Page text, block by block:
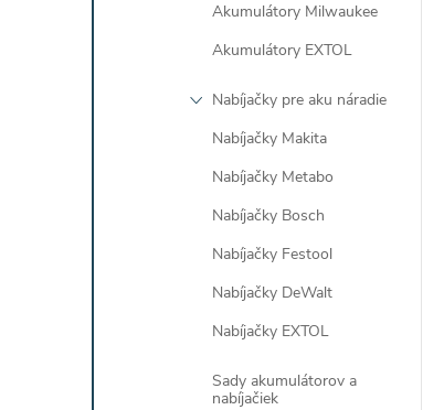
Akumulátory Milwaukee
Akumulátory EXTOL
Nabíjačky pre aku náradie
Nabíjačky Makita
Nabíjačky Metabo
Nabíjačky Bosch
Nabíjačky Festool
Nabíjačky DeWalt
Nabíjačky EXTOL
Sady akumulátorov a
nabíjačiek